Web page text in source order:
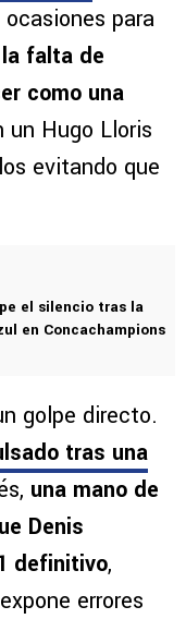
para
la falta de
como una
un Hugo Lloris
evitando que
el silencio tras la
en Concachampions
golpe directo.
tras una
una mano de
Denis
definitivo,
errores